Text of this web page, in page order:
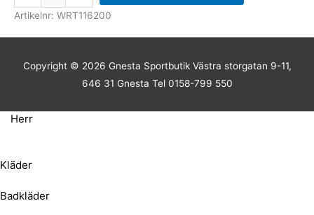
Artikelnr: WRT116200
Copyright © 2026 Gnesta SportbutikVästra storgatan 9-11,
646 31 Gnesta Tel 0158-799 550
Herr
Kläder
Badkläder